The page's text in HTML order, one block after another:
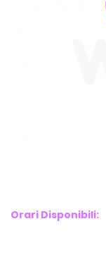
Orari Disponibili: